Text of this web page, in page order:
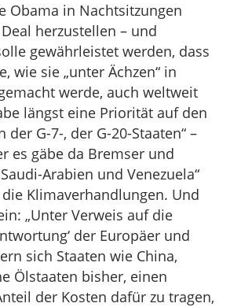
Obama in Nachtsitzungen
herzustellen – und
gewährleistet werden, dass
wie sie „unter Ächzen“ in
werde, auch weltweit
längst eine Priorität auf den
der G-7-, der G-20-Staaten“ –
es gäbe da Bremser und
Arabien und Venezuela“
Klimaverhandlungen. Und
„Unter Verweis auf die
der Europäer und
sich Staaten wie China,
Ölstaaten bisher, einen
der Kosten dafür zu tragen,